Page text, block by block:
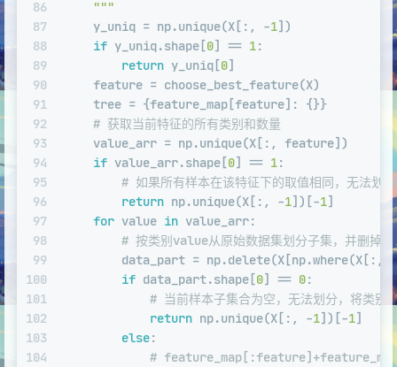
86
87
88
89
90
91
92
93
94
95
96
97
98
99
100
101
102
103
104
    """
    y_uniq = np.unique(X[:, -
1])
if y_uniq.shape[0] == 1:
return y_uniq[0]
    feature = choose_best_feature(X)
    tree = {feature_map[feature]: {}}
# 获取当前特征的所有类别和数量
    value_arr = np.unique(X[:, feature])
if value_arr.shape[0] == 1:
# 如果所有样本在该特征下的取值相同，无法划
return np.unique(X[:, -1])[-1]
for value in value_arr:
# 按类别value从原始数据集划分子集，并删掉
data_part = np.delete(X[np.where(X[:,
if data_part.shape[0] == 0:
# 当前样本子集合为空，无法划分，将类别
return np.unique(X[:, -1])[-1]
else:
#